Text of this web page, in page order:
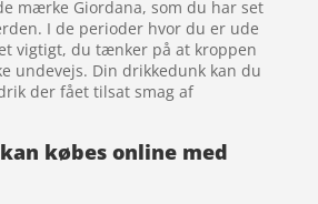
mærke Giordana, som du har set
I de perioder hvor du er ude
vigtigt, du tænker på at kroppen
undevejs. Din drikkedunk kan du
der fået tilsat smag af
købes online med